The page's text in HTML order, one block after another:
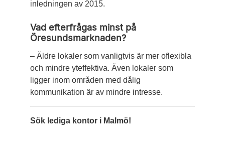
inledningen av 2015.
Vad efterfrågas minst på
Öresundsmarknaden?
– Äldre lokaler som vanligtvis är mer ­oflexibla
och mindre yt­effektiva. Även ­lokaler som
ligger inom områden med dålig
kommunikation är av mindre intresse.
Sök lediga kontor i Malmö!